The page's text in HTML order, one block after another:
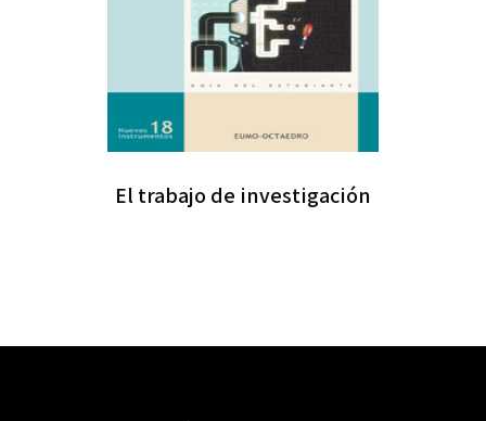
El trabajo de investigación